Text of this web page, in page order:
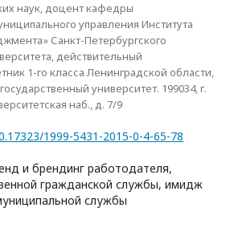
наук, доцент кафедры
управления Института
Санкт-Петербургского
действительный
1-го класса Ленинградской области,
университет. 199034, г.
наб., д. 7/9
1999-5431-2015-0-4-65-78
и брендинг работодателя,
гражданской службы, имидж
службы